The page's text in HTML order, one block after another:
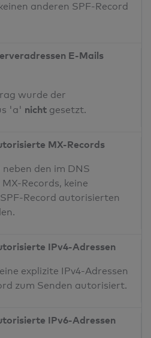
anderen SPF-Record
E-Mails
wurde der
'a' nicht gesetzt.
MX-Records
den im DNS
Records, keine
Record autorisierten
IPv4-Adressen
explizite IPv4-Adressen
zum Senden autorisiert.
IPv6-Adressen